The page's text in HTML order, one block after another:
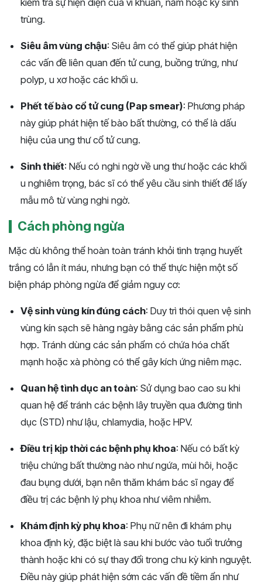
trùng.
Siêu âm vùng chậu: Siêu âm có thể giúp phát hiện
các vấn đề liên quan đến tử cung, buồng trứng, như
polyp, u xơ hoặc các khối u.
Phết tế bào cổ tử cung (Pap smear): Phương pháp
này giúp phát hiện tế bào bất thường, có thể là dấu
hiệu của ung thư cổ tử cung.
Sinh thiết: Nếu có nghi ngờ về ung thư hoặc các khối
u nghiêm trọng, bác sĩ có thể yêu cầu sinh thiết để lấy
mẫu mô từ vùng nghi ngờ​​.
Cách phòng ngừa
Mặc dù không thể hoàn toàn tránh khỏi tình trạng huyết
trắng có lẫn ít máu, nhưng bạn có thể thực hiện một số
biện pháp phòng ngừa để giảm nguy cơ:
Vệ sinh vùng kín đúng cách: Duy trì thói quen vệ sinh
vùng kín sạch sẽ hàng ngày bằng các sản phẩm phù
hợp. Tránh dùng các sản phẩm có chứa hóa chất
mạnh hoặc xà phòng có thể gây kích ứng niêm mạc.
Quan hệ tình dục an toàn: Sử dụng bao cao su khi
quan hệ để tránh các bệnh lây truyền qua đường tình
dục (STD) như lậu, chlamydia, hoặc HPV.
Điều trị kịp thời các bệnh phụ khoa: Nếu có bất kỳ
triệu chứng bất thường nào như ngứa, mùi hôi, hoặc
đau bụng dưới, bạn nên thăm khám bác sĩ ngay để
điều trị các bệnh lý phụ khoa như viêm nhiễm.
Khám định kỳ phụ khoa: Phụ nữ nên đi khám phụ
khoa định kỳ, đặc biệt là sau khi bước vào tuổi trưởng
thành hoặc khi có sự thay đổi trong chu kỳ kinh nguyệt.
Điều này giúp phát hiện sớm các vấn đề tiềm ẩn như